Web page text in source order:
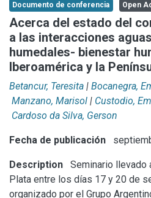
Aportar material
Statistics
Documento de conferencia Open
Acerca del estado del
a las interacciones
humedales- bienestar
Iberoamérica y la
Betancur, Teresita | Bocanegra,
Manzano, Marisol | Custodio,
Cardoso da Silva, Gerson
Fecha de publicación
Description
Seminario llevado
Plata entre los días 17 y 20 de
organizado por el Grupo